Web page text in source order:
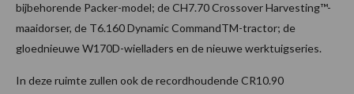
bijbehorende Packer-model; de CH7.70 Crossover Harvesting™-
maaidorser, de T6.160 Dynamic CommandTM-tractor; de
gloednieuwe W170D-wielladers en de nieuwe werktuigseries.
In deze ruimte zullen ook de recordhoudende CR10.90